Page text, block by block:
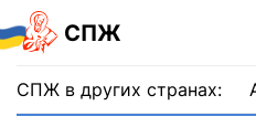
СПЖ
СПЖ в других странах: